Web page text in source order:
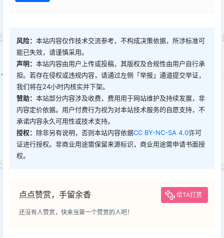
风险： 本站内容仅作技术交流参考，不构成决策依据，所涉标准可
能已失效，请谨慎采用。
声明： 本站内容由用户上传或投稿，其版权及合规性由用户自行承
担。若存在侵权或违规内容，请通过左侧「举报」通道提交举证，
我们将在24小时内核实并下架。
赞助： 本站部分内容涉及收费，费用用于网站维护及持续发展，非
内容定价依据。用户付费行为视为对本站技术服务的自愿支持，不
承诺内容永久可用性或技术支持。
授权： 除非另有说明，否则本站内容依据CC BY-NC-SA 4.0许可
证进行授权。非商业用途需保留来源标识，商业用途需申请书面授
权。
点点赞赏，手留余香 给TA打赏
还没有人赞赏，快来当第一个赞赏的人吧！